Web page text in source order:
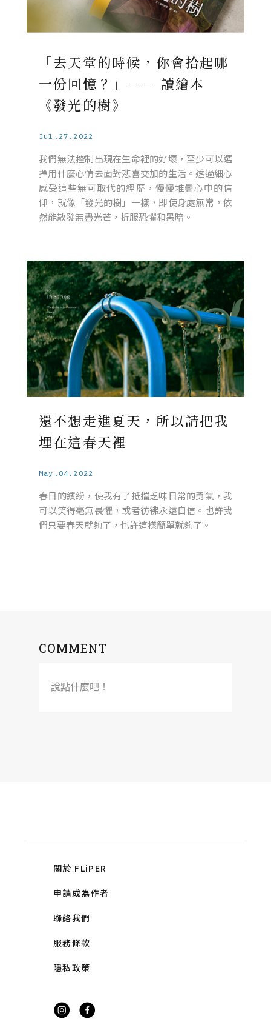
「去天堂的時候，你會拾起哪
一份回憶？」── 讀繪本
《發光的樹》
Jul.27.2022
我們無法控制出現在生命裡的好壞，至少可以選
擇用什麼心情去面對悲喜交加的生活。透過細心
感受這些無可取代的經歷，慢慢堆疊心中的信
仰，就像「發光的樹」一樣，即使身處無常，依
然能散發無盡光芒，折服恐懼和黑暗。
還不想走進夏天，所以請把我
埋在這春天裡
May.04.2022
春日的繽紛，使我有了抵擋乏味日常的勇氣，我
可以笑得毫無畏懼，或者彷彿永遠自信。也許我
們只要春天就夠了，也許這樣簡單就夠了。
COMMENT
說點什麼吧！
關於 FLiPER
申請成為作者
聯絡我們
服務條款
隱私政策